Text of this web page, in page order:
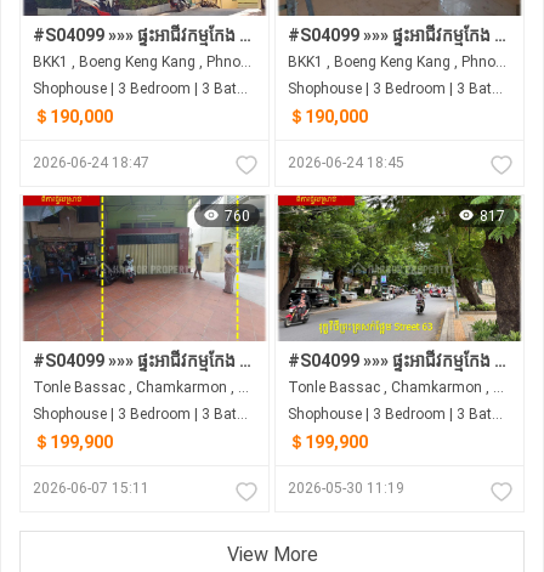
#S04099 »»» ផ្ទះអាជីវកម្មកែង ផ្លូវត្រសក់ផ្អែម St 63 ក្រោយព្រឹទ្ធសភា នៅទន្លេបាសាក់ លក់បន្ទាន់ ជុំវិញស្ថាប័នរដ្ឋ និង ស្ថានទូត ...
BKK1 , Boeng Keng Kang , Phnom Penh
Shophouse | 3 Bedroom | 3 Bathroom | 0m²
＄190,000
2026-06-24 18:47
#S04099 »»» ផ្ទះអាជីវកម្មកែង ផ្លូវត្រសក់ផ្អែម St 63 ក្រោយព្រឹទ្ធសភា នៅទន្លេបាសាក់ លក់បន្ទាន់ ជុំវិញស្ថាប័នរដ្ឋ និង ស្ថានទូត ...
BKK1 , Boeng Keng Kang , Phnom Penh
Shophouse | 3 Bedroom | 3 Bathroom | 0m²
＄190,000
2026-06-24 18:45
760
#S04099 »»» ផ្ទះអាជីវកម្មកែង ផ្លូវត្រសក់ផ្អែម St 63 ក្រោយព្រឹទ្ធសភា នៅទន្លេបាសាក់ លក់បន្ទាន់ ជុំវិញស្ថាប័នរដ្ឋ និង ស្ថានទូត ...
Tonle Bassac , Chamkarmon , Phnom Penh
Shophouse | 3 Bedroom | 3 Bathroom | 0m²
＄199,900
2026-06-07 15:11
817
#S04099 »»» ផ្ទះអាជីវកម្មកែង ផ្លូវត្រសក់ផ្អែម St 63 ក្រោយព្រឹទ្ធសភា នៅទន្លេបាសាក់ លក់បន្ទាន់ ជុំវិញស្ថាប័នរដ្ឋ និង ស្ថានទូត ...
Tonle Bassac , Chamkarmon , Phnom Penh
Shophouse | 3 Bedroom | 3 Bathroom | 0m²
＄199,900
2026-05-30 11:19
View More